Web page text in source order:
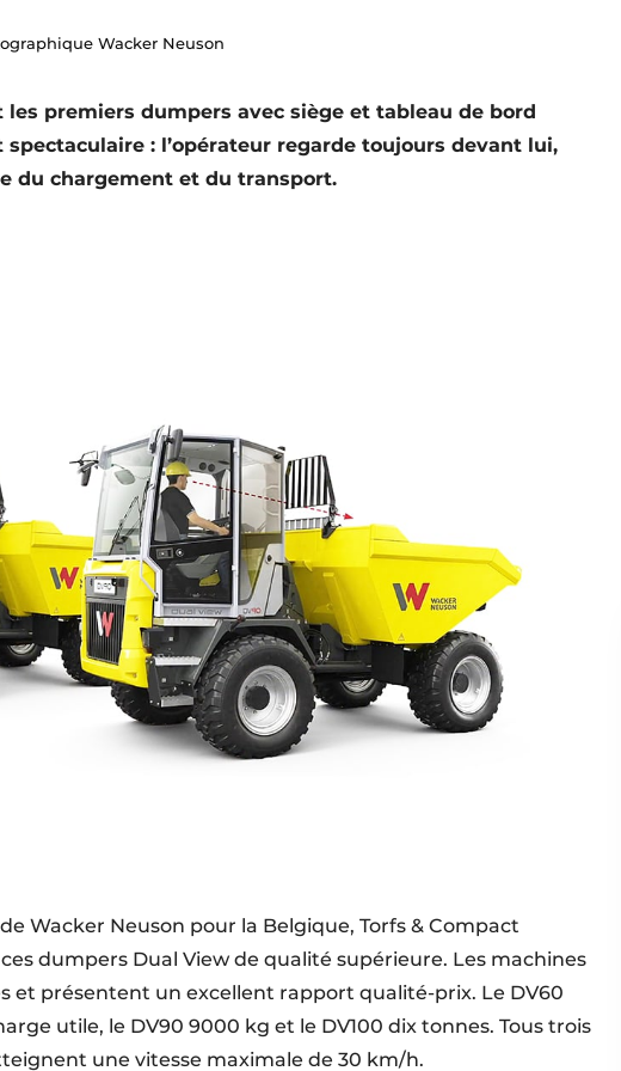
Wacker Neuson
les premiers dumpers avec siège et tableau de bord
spectaculaire : l’opérateur regarde toujours devant lui,
du chargement et du transport.
Wacker Neuson pour la Belgique, Torfs & Compact
dumpers Dual View de qualité supérieure. Les machines
et présentent un excellent rapport qualité-prix. Le DV60
utile, le DV90 9000 kg et le DV100 dix tonnes. Tous trois
une vitesse maximale de 30 km/h.